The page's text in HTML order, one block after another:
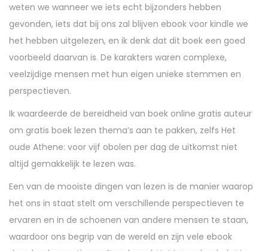
weten we wanneer we iets echt bijzonders hebben
gevonden, iets dat bij ons zal blijven ebook voor kindle we
het hebben uitgelezen, en ik denk dat dit boek een goed
voorbeeld daarvan is. De karakters waren complexe,
veelzijdige mensen met hun eigen unieke stemmen en
perspectieven.
Ik waardeerde de bereidheid van boek online gratis auteur
om gratis boek lezen thema’s aan te pakken, zelfs Het
oude Athene: voor vijf obolen per dag de uitkomst niet
altijd gemakkelijk te lezen was.
Een van de mooiste dingen van lezen is de manier waarop
het ons in staat stelt om verschillende perspectieven te
ervaren en in de schoenen van andere mensen te staan,
waardoor ons begrip van de wereld en zijn vele ebook